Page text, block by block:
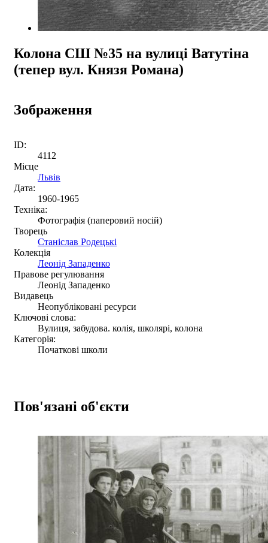
Колона СШ №35 на вулиці Ватутіна
(тепер вул. Князя Романа)
Зображення
ID:
4112
Місце
Львів
Дата:
1960-1965
Техніка:
Фотографія (паперовий носій)
Творець
Станіслав Родецькі
Колекція
Леонід Западенко
Правове регулювання
Леонід Западенко
Видавець
Неопубліковані ресурси
Ключові слова:
Вулиця, забудова. колія, школярі, колона
Категорія:
Початкові школи
Пов'язані об'єкти